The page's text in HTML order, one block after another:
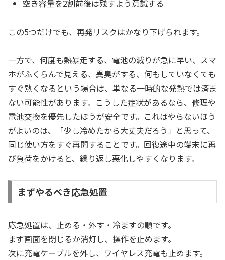
空き容量を2割前後は残すよう意識する
この5つだけでも、再発リスクはかなり下げられます。
一方で、何度も熱暴走する、電池の減りが急に早い、スマ
ホがふくらんで見える、異臭がする、何もしていなくても
すぐ熱くなるという場合は、単なる一時的な発熱では済ま
ない可能性があります。こうした症状があるなら、修理や
電池交換を優先したほうが安全です。これはやらないほう
がよいのは、「少し冷めたから大丈夫だろう」と思って、
同じ使い方をすぐ再開することです。回復途中の端末に再
び負荷をかけると、繰り返し悪化しやすくなります。
まずやるべき応急処置
応急処置は、止める・外す・冷ますの順です。
まず画面を閉じるか消灯し、操作を止めます。
次に充電ケーブルを外し、ワイヤレス充電も止めます。